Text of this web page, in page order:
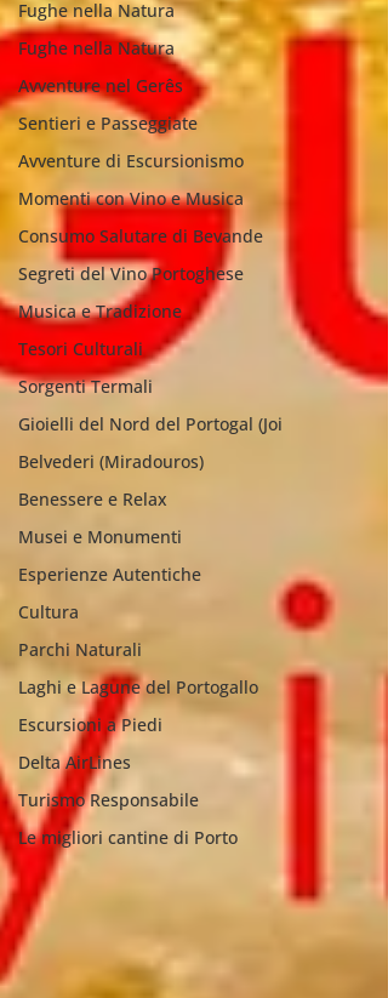
Fughe nella Natura
Fughe nella Natura
Avventure nel Gerês
Sentieri e Passeggiate
Avventure di Escursionismo
Momenti con Vino e Musica
Consumo Salutare di Bevande
Segreti del Vino Portoghese
Musica e Tradizione
Tesori Culturali
Sorgenti Termali
Gioielli del Nord del Portogal (Joi
Belvederi (Miradouros)
Benessere e Relax
Musei e Monumenti
Esperienze Autentiche
Cultura
Parchi Naturali
Laghi e Lagune del Portogallo
Escursioni a Piedi
Delta AirLines
Turismo Responsabile
Le migliori cantine di Porto